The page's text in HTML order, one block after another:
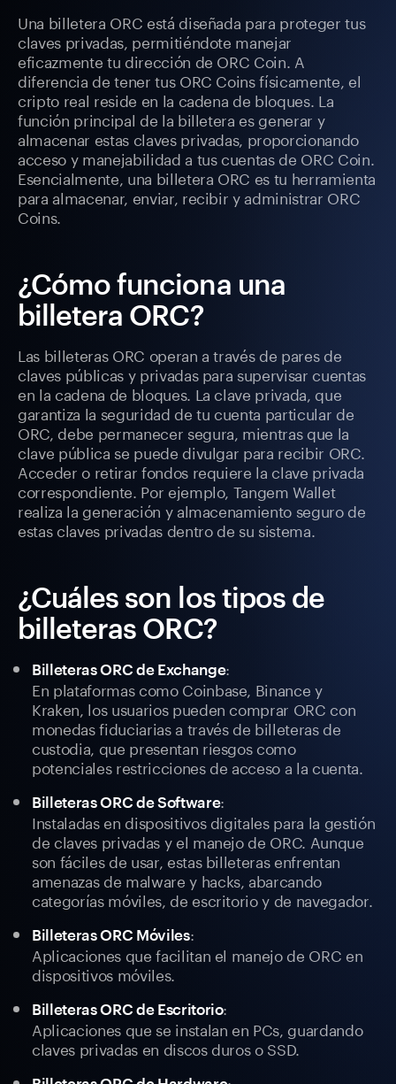
Una billetera ORC está diseñada para proteger tus
claves privadas, permitiéndote manejar
eficazmente tu dirección de ORC Coin. A
diferencia de tener tus ORC Coins físicamente, el
cripto real reside en la cadena de bloques. La
función principal de la billetera es generar y
almacenar estas claves privadas, proporcionando
acceso y manejabilidad a tus cuentas de ORC Coin.
Esencialmente, una billetera ORC es tu herramienta
para almacenar, enviar, recibir y administrar ORC
Coins.
¿Cómo funciona una
billetera ORC?
Las billeteras ORC operan a través de pares de
claves públicas y privadas para supervisar cuentas
en la cadena de bloques. La clave privada, que
garantiza la seguridad de tu cuenta particular de
ORC, debe permanecer segura, mientras que la
clave pública se puede divulgar para recibir ORC.
Acceder o retirar fondos requiere la clave privada
correspondiente. Por ejemplo, Tangem Wallet
realiza la generación y almacenamiento seguro de
estas claves privadas dentro de su sistema.
¿Cuáles son los tipos de
billeteras ORC?
Billeteras ORC de Exchange:
En plataformas como Coinbase, Binance y
Kraken, los usuarios pueden comprar ORC con
monedas fiduciarias a través de billeteras de
custodia, que presentan riesgos como
potenciales restricciones de acceso a la cuenta.
Billeteras ORC de Software:
Instaladas en dispositivos digitales para la gestión
de claves privadas y el manejo de ORC. Aunque
son fáciles de usar, estas billeteras enfrentan
amenazas de malware y hacks, abarcando
categorías móviles, de escritorio y de navegador.
Billeteras ORC Móviles:
Aplicaciones que facilitan el manejo de ORC en
dispositivos móviles.
Billeteras ORC de Escritorio:
Aplicaciones que se instalan en PCs, guardando
claves privadas en discos duros o SSD.